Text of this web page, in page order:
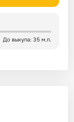
До выкупа: 35 м.п.